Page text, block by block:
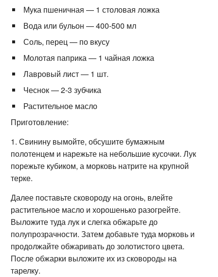
Мука пшеничная — 1 столовая ложка
Вода или бульон — 400-500 мл
Соль, перец — по вкусу
Молотая паприка — 1 чайная ложка
Лавровый лист — 1 шт.
Чеснок — 2-3 зубчика
Растительное масло
Приготовление:
1. Свинину вымойте, обсушите бумажным
полотенцем и нарежьте на небольшие кусочки. Лук
порежьте кубиком, а морковь натрите на крупной
терке.
Далее поставьте сковороду на огонь, влейте
растительное масло и хорошенько разогрейте.
Выложите туда лук и слегка обжарьте до
полупрозрачности. Затем добавьте туда морковь и
продолжайте обжаривать до золотистого цвета.
После обжарки выложите их из сковороды на
тарелку.